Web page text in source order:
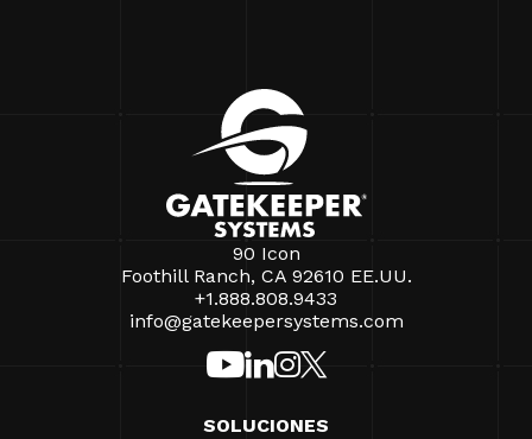
90 Icon
Foothill Ranch, CA 92610 EE.UU.
+1.888.808.9433
info@gatekeepersystems.com
SOLUCIONES